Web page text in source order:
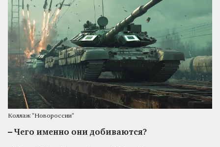
Коллаж "Новороссии"
– Чего именно они добиваются?